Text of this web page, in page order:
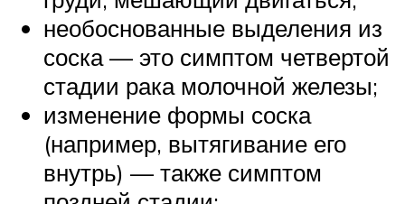
необоснованные выделения из
соска — это симптом четвертой
стадии рака молочной железы;
изменение формы соска
(например, вытягивание его
внутрь) — также симптом